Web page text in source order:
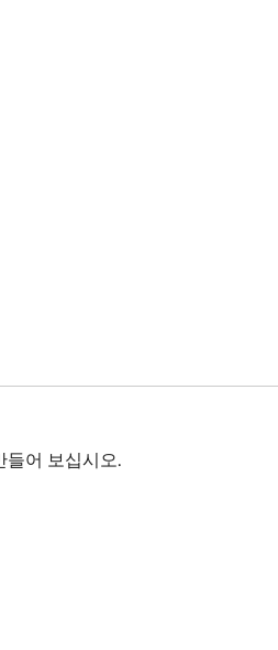
들어 보십시오.